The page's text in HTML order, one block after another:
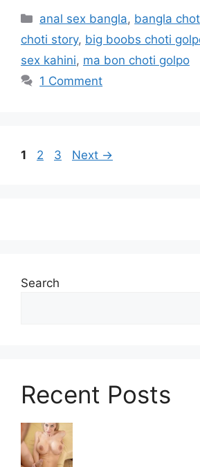
Categories
anal sex bangla, bangla
choti story, big boobs choti
sex kahini, ma bon choti golpo
1 Comment
Page
1 Page
2 Page
3 Next →
Search
Recent Posts